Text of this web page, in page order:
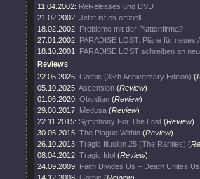
11.04.2002: ReReleases und DVD
21.02.2002: Jetzt ist es offiziell
18.02.2002: Probleme mit der Plattenfirma?
27.01.2002: PARADISE LOST: Pläne für neues
18.10.2001: PARADISE LOST schreiben an
Reviews
22.05.2026: Gothic (35th Anniversary Edition) (
05.10.2025: Ascension (Review)
01.06.2020: Obsidian (Review)
29.08.2017: Medusa (Review)
22.11.2015: Symphony For The Lost (Review)
30.05.2015: The Plague Within (Review)
26.10.2013: Tragic Illusion 25 (The Rarities) (
08.04.2012: Tragic Idol (Review)
24.09.2009: Faith Divides Us – Death Unites Us